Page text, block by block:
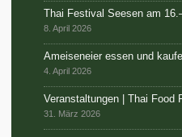
Thai Festival Seesen am
8. April 2026
Ameiseneier essen und
4. April 2026
Veranstaltungen | Thai Food
31. März 2026